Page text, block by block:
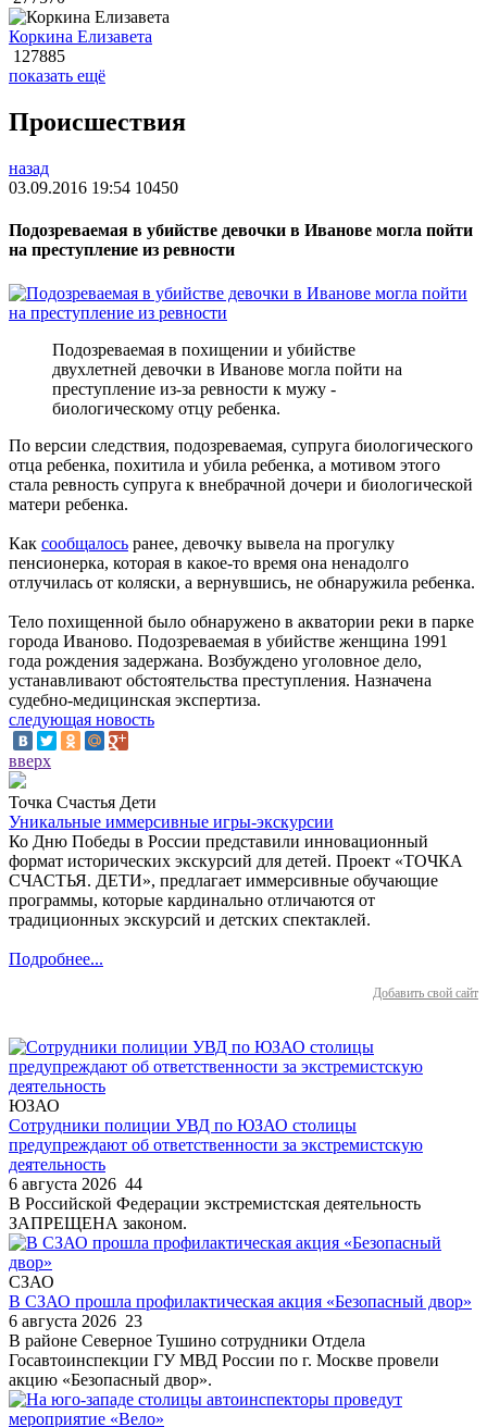
Коркина Елизавета
127885
показать ещё
Происшествия
назад
03.09.2016 19:54 10450
Подозреваемая в убийстве девочки в Иванове могла пойти
на преступление из ревности
Подозреваемая в похищении и убийстве
двухлетней девочки в Иванове могла пойти на
преступление из-за ревности к мужу -
биологическому отцу ребенка.
По версии следствия, подозреваемая, супруга биологического
отца ребенка, похитила и убила ребенка, а мотивом этого
стала ревность супруга к внебрачной дочери и биологической
матери ребенка.
Как сообщалось ранее, девочку вывела на прогулку
пенсионерка, которая в какое-то время она ненадолго
отлучилась от коляски, а вернувшись, не обнаружила ребенка.
Тело похищенной было обнаружено в акватории реки в парке
города Иваново. Подозреваемая в убийстве женщина 1991
года рождения задержана. Возбуждено уголовное дело,
устанавливают обстоятельства преступления. Назначена
судебно-медицинская экспертиза.
следующая новость
вверх
Точка Счастья Дети
Уникальные иммерсивные игры-экскурсии
Ко Дню Победы в России представили инновационный
формат исторических экскурсий для детей. Проект «ТОЧКА
СЧАСТЬЯ. ДЕТИ», предлагает иммерсивные обучающие
программы, которые кардинально отличаются от
традиционных экскурсий и детских спектаклей.
Подробнее...
Добавить свой сайт
ЮЗАО
Сотрудники полиции УВД по ЮЗАО столицы
предупреждают об ответственности за экстремистскую
деятельность
6 августа 2026 44
В Российской Федерации экстремистская деятельность
ЗАПРЕЩЕНА законом.
СЗАО
В СЗАО прошла профилактическая акция «Безопасный двор»
6 августа 2026 23
В районе Северное Тушино сотрудники Отдела
Госавтоинспекции ГУ МВД России по г. Москве провели
акцию «Безопасный двор».